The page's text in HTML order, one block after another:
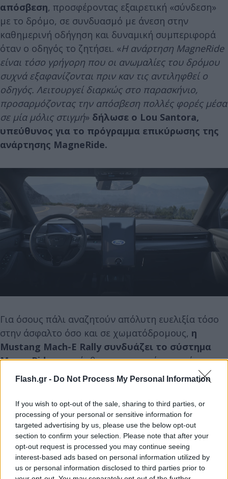
Flash.gr - Do Not Process My Personal Information
If you wish to opt-out of the sale, sharing to third parties, or
processing of your personal or sensitive information for
targeted advertising by us, please use the below opt-out
section to confirm your selection. Please note that after your
opt-out request is processed you may continue seeing
interest-based ads based on personal information utilized by
us or personal information disclosed to third parties prior to
απόσβεση, προσφέροντας εξαιρετική «σύνδεση»
με το δρόμο, σε συνδυασμό με άνεση στην
καθημερινή οδήγηση και δυναμική συμπεριφορά
όταν ο οδηγός το ζητήσει. «Η ανάρτηση MagneRide
είναι τόσο γρήγορη που οι ανωμαλίες του δρόμου
συχνά εξαφανίζονται πριν καν τις αντιληφθεί ο
οδηγός. Λειτουργεί διαρκώς στο παρασκήνιο,
προσαρμόζοντας την απόσβεση πολλές φορές μέσα
σε μία μόλις στιγμή» δήλωσε ο Lou Santora,
υπεύθυνος για το πρόγραμμα επικύρωσης της
ανάρτησης MagneRide.
Για όσους πάλι αναζητούν απόλυτη ευελιξία τόσο
στην άσφαλτο όσο και σε χωματόδρομους, η
Mustang Mach-E Rally συνδυάζει το σύστημα
MagneRideμε πρόσθετες μηχανικές ενισχύσεις και
αυξημένη διαδρομή ανάρτησης. Η συγκεκριμένη
«εξαφανίζει» μεγάλες ανωμαλίες, να κινείται με
σιγουριά και ταχύτητα σε χωματόδρομους, ενώ
παράλληλα εγγυάται εξαιρετική οδηγική απόλαυση
σε φιδίσιες ασφάλτινες διαδρομές.